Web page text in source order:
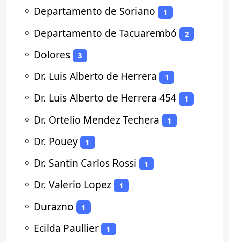
⚬ Departamento de Soriano 1
⚬ Departamento de Tacuarembó 2
⚬ Dolores 3
⚬ Dr. Luis Alberto de Herrera 1
⚬ Dr. Luis Alberto de Herrera 454 1
⚬ Dr. Ortelio Mendez Techera 1
⚬ Dr. Pouey 1
⚬ Dr. Santin Carlos Rossi 1
⚬ Dr. Valerio Lopez 1
⚬ Durazno 1
⚬ Ecilda Paullier 1